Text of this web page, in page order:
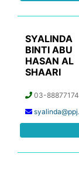
SYALINDA
BINTI ABU
HASAN AL
SHAARI
03-88877174